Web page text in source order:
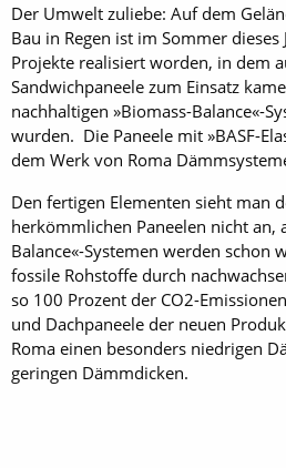
Der Umwelt zuliebe: Auf dem
Bau in Regen ist im Sommer dieses
Projekte realisiert worden, in dem
Sandwichpaneele zum Einsatz
nachhaltigen »Biomass-Balance«-
wurden. Die Paneele mit »BASF-
dem Werk von Roma
Den fertigen Elementen sieht man
herkömmlichen Paneelen nicht an,
Balance«-Systemen werden schon
fossile Rohstoffe durch
so 100 Prozent der CO2-
und Dachpaneele der neuen
Roma einen besonders niedrigen
geringen Dämmdicken.